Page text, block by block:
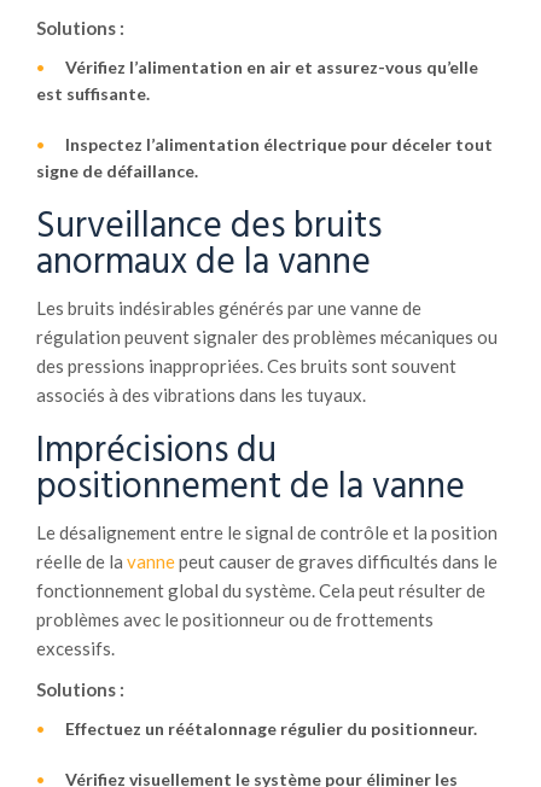
Solutions :
Vérifiez l’alimentation en air et assurez-vous qu’elle
est suffisante.
Inspectez l’alimentation électrique pour déceler tout
signe de défaillance.
Surveillance des bruits
anormaux de la vanne
Les bruits indésirables générés par une vanne de
régulation peuvent signaler des problèmes mécaniques ou
des pressions inappropriées. Ces bruits sont souvent
associés à des vibrations dans les tuyaux.
Imprécisions du
positionnement de la vanne
Le désalignement entre le signal de contrôle et la position
réelle de la vannepeut causer de graves difficultés dans le
fonctionnement global du système. Cela peut résulter de
problèmes avec le positionneur ou de frottements
excessifs.
Solutions :
Effectuez un réétalonnage régulier du positionneur.
Vérifiez visuellement le système pour éliminer les